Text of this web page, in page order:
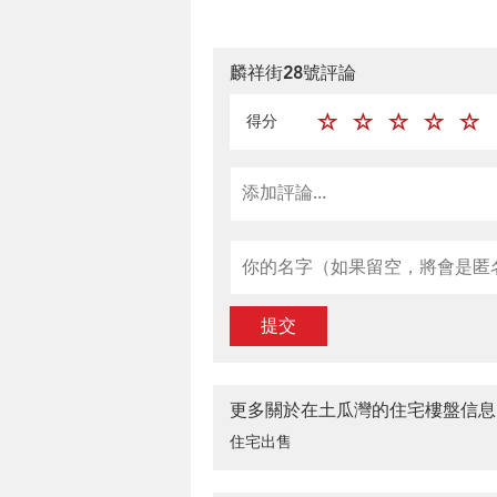
麟祥街28號評論
得分
提交
更多關於在土瓜灣的住宅樓盤信息
住宅出售